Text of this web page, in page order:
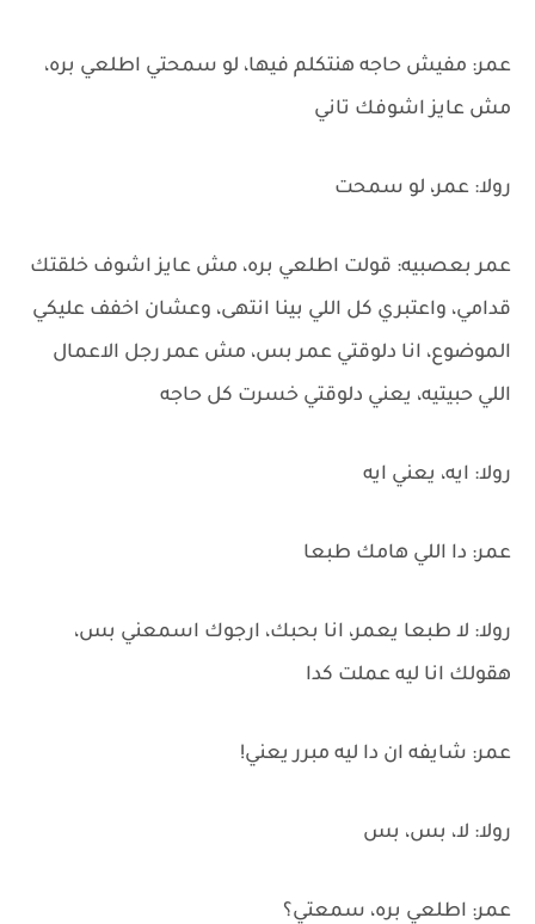
عمر: مفيش حاجه هنتكلم فيها، لو سمحتي اطلعي بره،
مش عايز اشوفك تاني
رولا: عمر، لو سمحت
عمر بعصبيه: قولت اطلعي بره، مش عايز اشوف خلقتك
قدامي، واعتبري كل اللي بينا انتهى، وعشان اخفف عليكي
الموضوع، انا دلوقتي عمر بس، مش عمر رجل الاعمال
اللي حبيتيه، يعني دلوقتي خسرت كل حاجه
رولا: ايه، يعني ايه
عمر: دا اللي هامك طبعا
رولا: لا طبعا يعمر، انا بحبك، ارجوك اسمعني بس،
هقولك انا ليه عملت كدا
عمر: شايفه ان دا ليه مبرر يعني!
رولا: لا، بس، بس
عمر: اطلعي بره، سمعتي؟